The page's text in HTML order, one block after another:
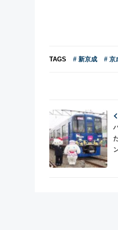
TAGS # 新京成 # 京